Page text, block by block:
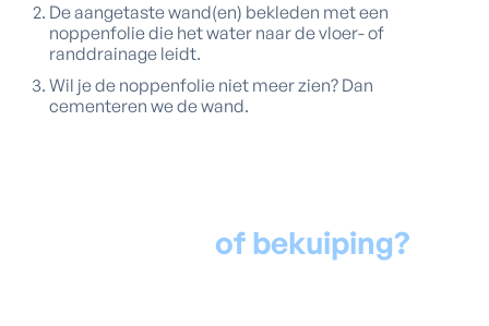
De aangetaste wand(en) bekleden met een
noppenfolie die het water naar de vloer- of
randdrainage leidt.
Wil je de noppenfolie niet meer zien? Dan
cementeren we de wand.
of bekuiping?